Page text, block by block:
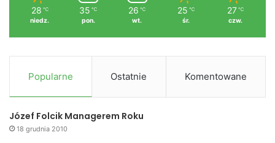
28 ℃
niedz.
35 ℃
pon.
26 ℃
wt.
25 ℃
śr.
27 ℃
czw.
Popularne Ostatnie Komentowane
Józef Folcik Managerem Roku
18 grudnia 2010